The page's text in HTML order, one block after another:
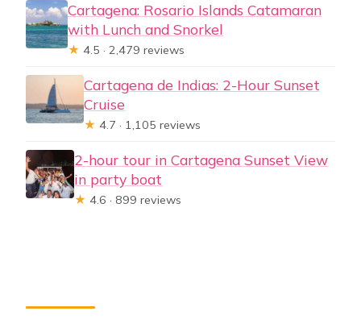
Cartagena: Rosario Islands Catamaran
with Lunch and Snorkel
★ 4.5 · 2,479 reviews
Cartagena de Indias: 2-Hour Sunset
Cruise
★ 4.7 · 1,105 reviews
2-hour tour in Cartagena Sunset View
in party boat
★ 4.6 · 899 reviews